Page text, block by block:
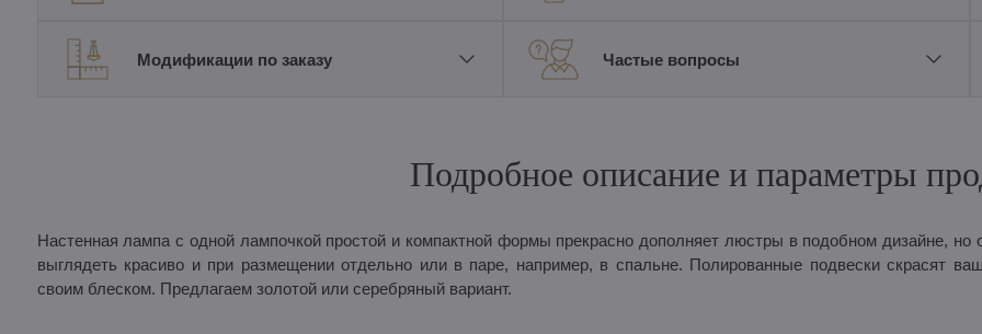
Модификации по заказу Частые вопросы
Подробное описание и параметры
Настенная лампа с одной лампочкой простой и компактной формы прекрасно дополняет люстры в подобном дизайне, но
выглядеть красиво и при размещении отдельно или в паре, например, в спальне. Полированные подвески скрасят
своим блеском. Предлагаем золотой или серебряный вариант.